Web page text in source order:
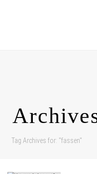
Tag Archives for: "fassen"